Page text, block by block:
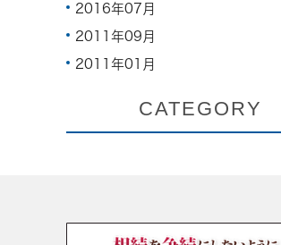
2016年07月
2011年09月
2011年01月
CATEGORY